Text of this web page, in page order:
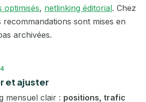
optimisés, netlinking éditorial. Chez
recommandations sont mises en
archivées.
et ajuster
mensuel clair : positions, trafic